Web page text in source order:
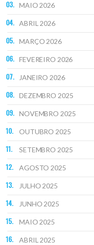
MAIO 2026
ABRIL 2026
MARÇO 2026
FEVEREIRO 2026
JANEIRO 2026
DEZEMBRO 2025
NOVEMBRO 2025
OUTUBRO 2025
SETEMBRO 2025
AGOSTO 2025
JULHO 2025
JUNHO 2025
MAIO 2025
ABRIL 2025